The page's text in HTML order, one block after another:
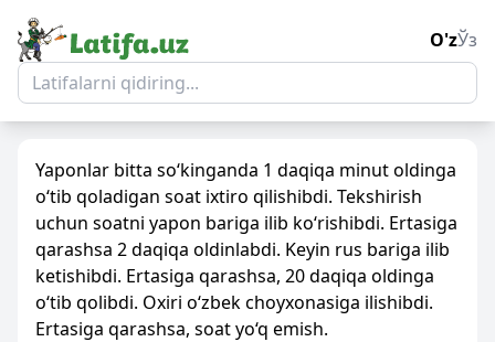
O'zЎз
Yaponlar bitta so‘kinganda 1 daqiqa minut oldinga
o‘tib qoladigan soat ixtiro qilishibdi. Tekshirish
uchun soatni yapon bariga ilib ko‘rishibdi. Ertasiga
qarashsa 2 daqiqa oldinlabdi. Keyin rus bariga ilib
ketishibdi. Ertasiga qarashsa, 20 daqiqa oldinga
o‘tib qolibdi. Oxiri o‘zbek choyxonasiga ilishibdi.
Ertasiga qarashsa, soat yo‘q emish.